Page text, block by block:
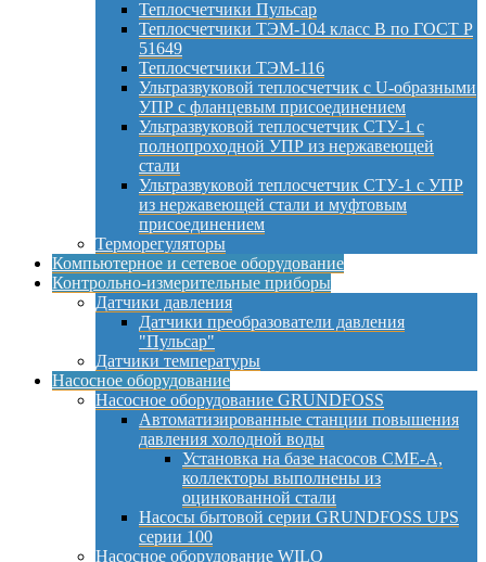
Теплосчетчики Пульсар
Теплосчетчики ТЭМ-104 класс B по ГОСТ Р
51649
Теплосчетчики ТЭМ-116
Ультразвуковой теплосчетчик с U-образными
УПР с фланцевым присоединением
Ультразвуковой теплосчетчик СТУ-1 с
полнопроходной УПР из нержавеющей
стали
Ультразвуковой теплосчетчик СТУ-1 с УПР
из нержавеющей стали и муфтовым
присоединением
Терморегуляторы
Компьютерное и сетевое оборудование
Контрольно-измерительные приборы
Датчики давления
Датчики преобразователи давления
"Пульсар"
Датчики температуры
Насосное оборудование
Насосное оборудование GRUNDFOSS
Автоматизированные станции повышения
давления холодной воды
Установка на базе насосов CME-A,
коллекторы выполнены из
оцинкованной стали
Насосы бытовой серии GRUNDFOSS UPS
серии 100
Насосное оборудование WILO